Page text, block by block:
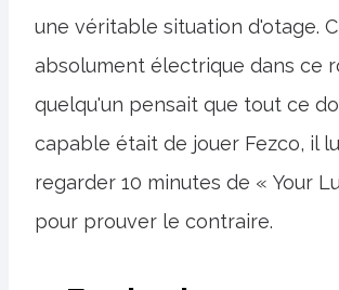
une véritable situation d'otage.
absolument électrique dans ce
quelqu'un pensait que tout ce
capable était de jouer Fezco, il
regarder 10 minutes de « Your
pour prouver le contraire.